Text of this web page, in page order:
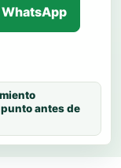
antes de